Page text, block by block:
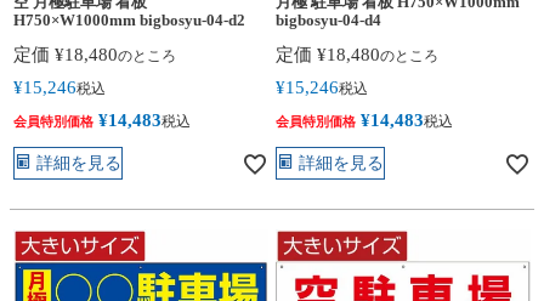
H750×W1000mm bigbosyu-04-d2
定価 ¥18,480のところ
¥15,246税込
会員特別価格 ¥14,483税込
詳細を見る
bigbosyu-04-d4
定価 ¥18,480のところ
¥15,246税込
会員特別価格 ¥14,483税込
詳細を見る